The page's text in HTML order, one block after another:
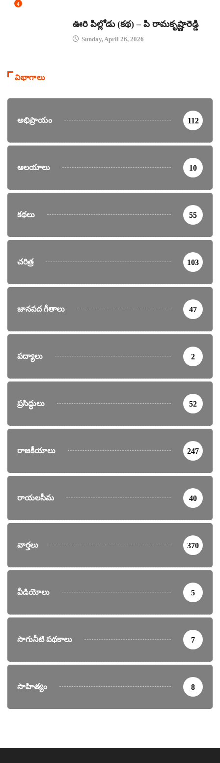
4
ఊరి పిల్లోడు (కథ) – పి రామకృష్ణారెడ్డి
Sunday, April 26, 2026
విభాగాలు
అభిప్రాయం 112
ఆలయాలు 10
కథలు 55
చరిత్ర 103
జానపద గీతాలు 47
పద్యాలు 2
ప్రసిద్ధులు 52
రాజకీయాలు 247
రాయలసీమ 40
వార్తలు 370
వీడియోలు 5
సాగునీటి పథకాలు 7
సాహిత్యం 8